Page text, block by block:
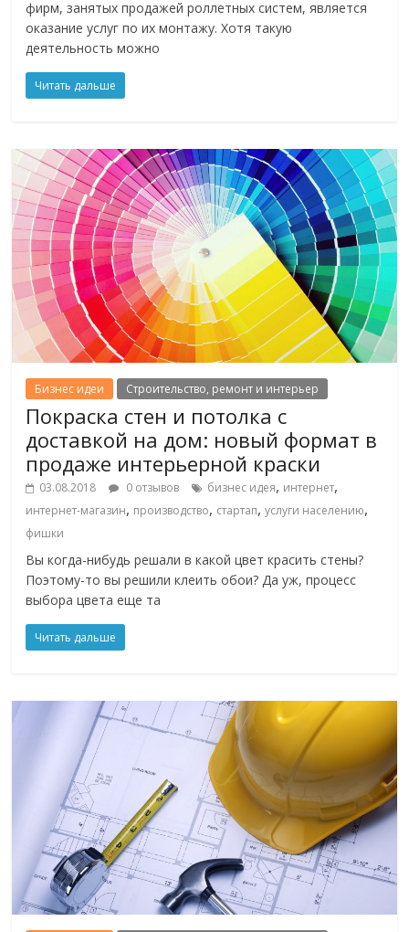
фирм, занятых продажей роллетных систем, является
оказание услуг по их монтажу. Хотя такую
деятельность можно
Читать дальше
Бизнес идеи Строительство, ремонт и интерьер
Покраска стен и потолка с
доставкой на дом: новый формат в
продаже интерьерной краски
03.08.2018 0 отзывов бизнес идея, интернет,
интернет-магазин, производство, стартап,услуги населению,
фишки
Вы когда-нибудь решали в какой цвет красить стены?
Поэтому-то вы решили клеить обои? Да уж, процесс
выбора цвета еще та
Читать дальше